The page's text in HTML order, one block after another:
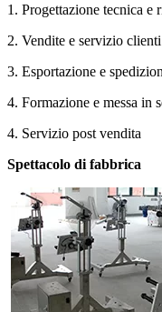
1. Progettazione tecnica e
2. Vendite e servizio clienti
3. Esportazione e
4. Formazione e messa in
4. Servizio post vendita
Spettacolo di fabbrica